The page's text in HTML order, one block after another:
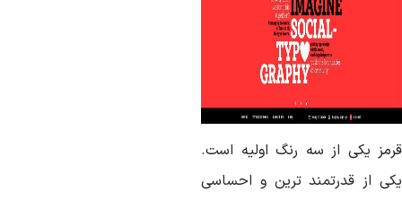
یکی از سه رنگ اولیه است.
از قدرتمند ترین و احساسی